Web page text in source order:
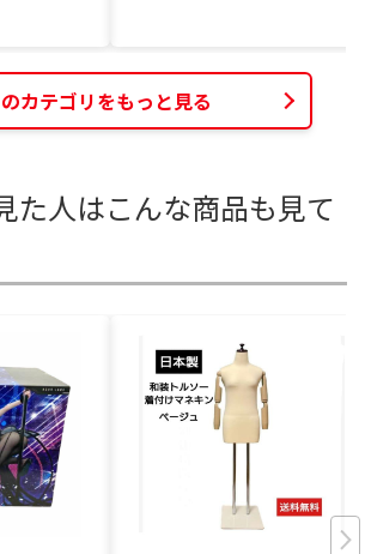
カテゴリをもっと見る
た人はこんな商品も見て